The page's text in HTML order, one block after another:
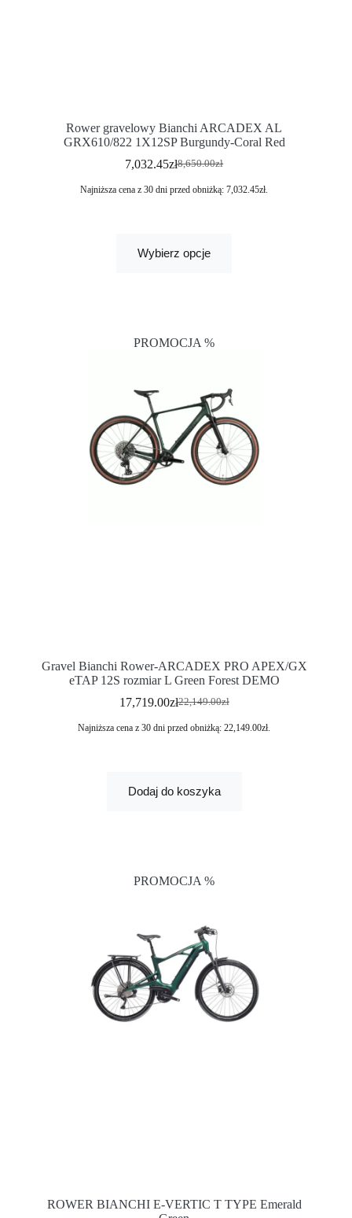
Rower gravelowy Bianchi ARCADEX AL
GRX610/822 1X12SP Burgundy-Coral Red
8,650.00zł
7,032.45zł
Najniższa cena z 30 dni przed obniżką:7,032.45zł.
Wybierz opcje
PROMOCJA %
Gravel Bianchi Rower-ARCADEX PRO APEX/GX
eTAP 12S rozmiar L Green Forest DEMO
22,149.00zł
17,719.00zł
Najniższa cena z 30 dni przed obniżką:22,149.00zł.
Dodaj do koszyka
PROMOCJA %
ROWER BIANCHI E-VERTIC T TYPE Emerald